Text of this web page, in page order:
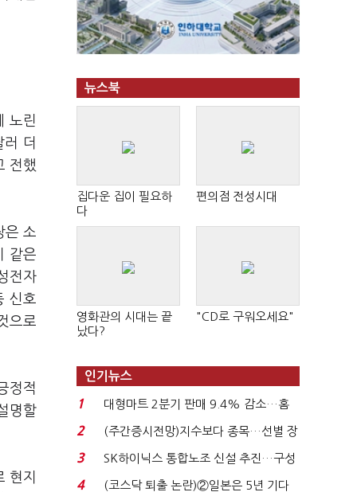
노린
더
전했
은 소
같은
전자
신호
으로
정적
명할
현지
뉴스북
집다운 집이 필요하
다
편의점 전성시대
영화관의 시대는 끝
났다?
"CD로 구워오세요"
인기뉴스
1
대형마트 2분기 판매 9.4% 감소…홈
플러스 사태 여파...
2
(주간증시전망)지수보다 종목…선별 장
세 이어진다...
3
SK하이닉스 통합노조 신설 추진…구성
원 간 성과급 불...
4
(코스닥 퇴출 논란)②일본은 5년 기다